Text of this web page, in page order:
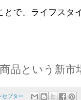
とで、ライフスタ
品という新市
プター